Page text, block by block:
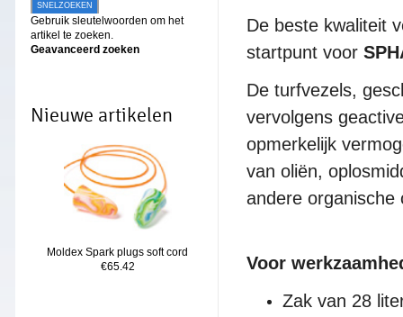
SNELZOEKEN
Gebruik sleutelwoorden om het
artikel te zoeken.
Geavanceerd zoeken
Nieuwe artikelen
Moldex Spark plugs soft cord
€65.42
De beste kwaliteit
startpunt voor
De turfvezels,
vervolgens
opmerkelijk
van oliën,
andere organische
Voor
Zak van 28